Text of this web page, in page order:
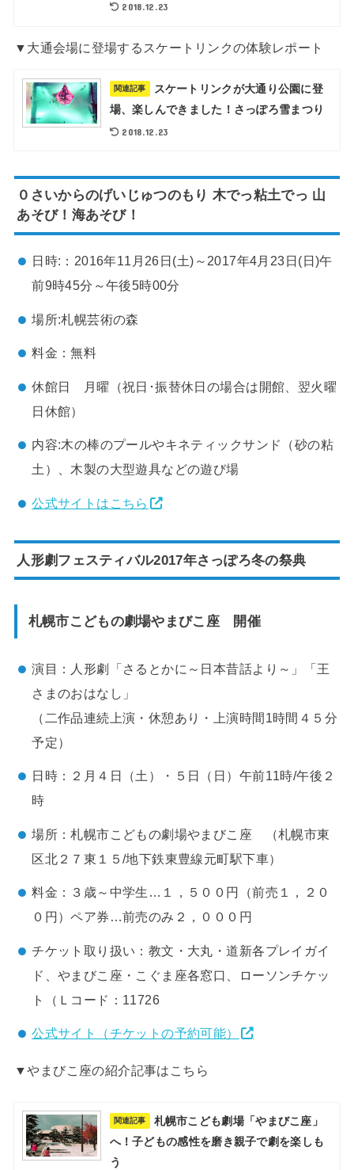
2018.12.23
▼大通会場に登場するスケートリンクの体験レポート
関連記事
スケートリンクが大通り公園に登
場、楽しんできました！さっぽろ雪まつり
2018.12.23
０さいからのげいじゅつのもり 木でっ粘土でっ 山
あそび！海あそび！
日時:：2016年11月26日(土)～2017年4月23日(日)午
前9時45分～午後5時00分
場所:札幌芸術の森
料金：無料
休館日 月曜（祝日･振替休日の場合は開館、翌火曜
日休館）
内容:木の棒のプールやキネティックサンド（砂の粘
土）、木製の大型遊具などの遊び場
公式サイトはこちら
人形劇フェスティバル2017年さっぽろ冬の祭典
札幌市こどもの劇場やまびこ座 開催
演目：人形劇「さるとかに～日本昔話より～」「王
さまのおはなし」
（二作品連続上演・休憩あり・上演時間1時間４５分
予定）
日時：２月４日（土）・５日（日）午前11時/午後２
時
場所：札幌市こどもの劇場やまびこ座 （札幌市東
区北２７東１５/地下鉄東豊線元町駅下車）
料金：３歳～中学生…１，５００円（前売１，２０
０円）ペア券…前売のみ２，０００円
チケット取り扱い：教文・大丸・道新各プレイガイ
ド、やまびこ座・こぐま座各窓口、ローソンチケッ
ト（Ｌコード：11726
公式サイト（チケットの予約可能）
▼やまびこ座の紹介記事はこちら
関連記事
札幌市こども劇場「やまびこ座」
へ！子どもの感性を磨き親子で劇を楽しも
う